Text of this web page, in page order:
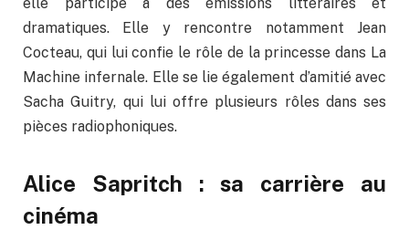
dramatiques. Elle y rencontre notamment Jean
Cocteau, qui lui confie le rôle de la princesse dans La
Machine infernale. Elle se lie également d’amitié avec
Sacha Guitry, qui lui offre plusieurs rôles dans ses
pièces radiophoniques.
Alice Sapritch : sa carrière au
cinéma